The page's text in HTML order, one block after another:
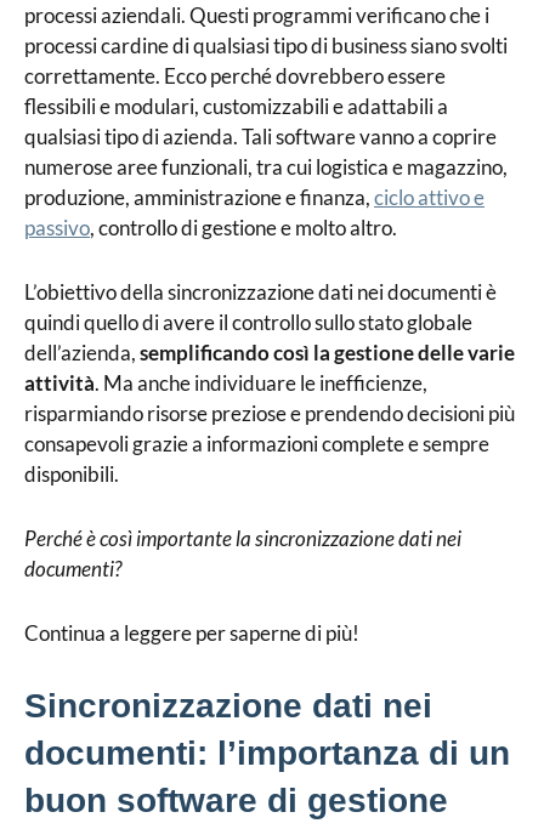
processi aziendali. Questi programmi verificano che i
processi cardine di qualsiasi tipo di business siano svolti
correttamente. Ecco perché dovrebbero essere
flessibili e modulari, customizzabili e adattabili a
qualsiasi tipo di azienda. Tali software vanno a coprire
numerose aree funzionali, tra cui logistica e magazzino,
produzione, amministrazione e finanza,ciclo attivo e
passivo, controllo di gestione e molto altro.
L’obiettivo della sincronizzazione dati nei documenti è
quindi quello di avere il controllo sullo stato globale
dell’azienda,semplificando così la gestione delle varie
attività. Ma anche individuare le inefficienze,
risparmiando risorse preziose e prendendo decisioni più
consapevoli grazie a informazioni complete e sempre
disponibili.
Perché è così importante la sincronizzazione dati nei
documenti?
Continua a leggere per saperne di più!
Sincronizzazione dati nei
documenti: l’importanza di un
buon software di gestione